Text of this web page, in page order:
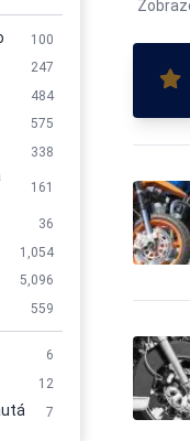
100
247
484
575
338
161
36
1,054
5,096
559
6
12
7